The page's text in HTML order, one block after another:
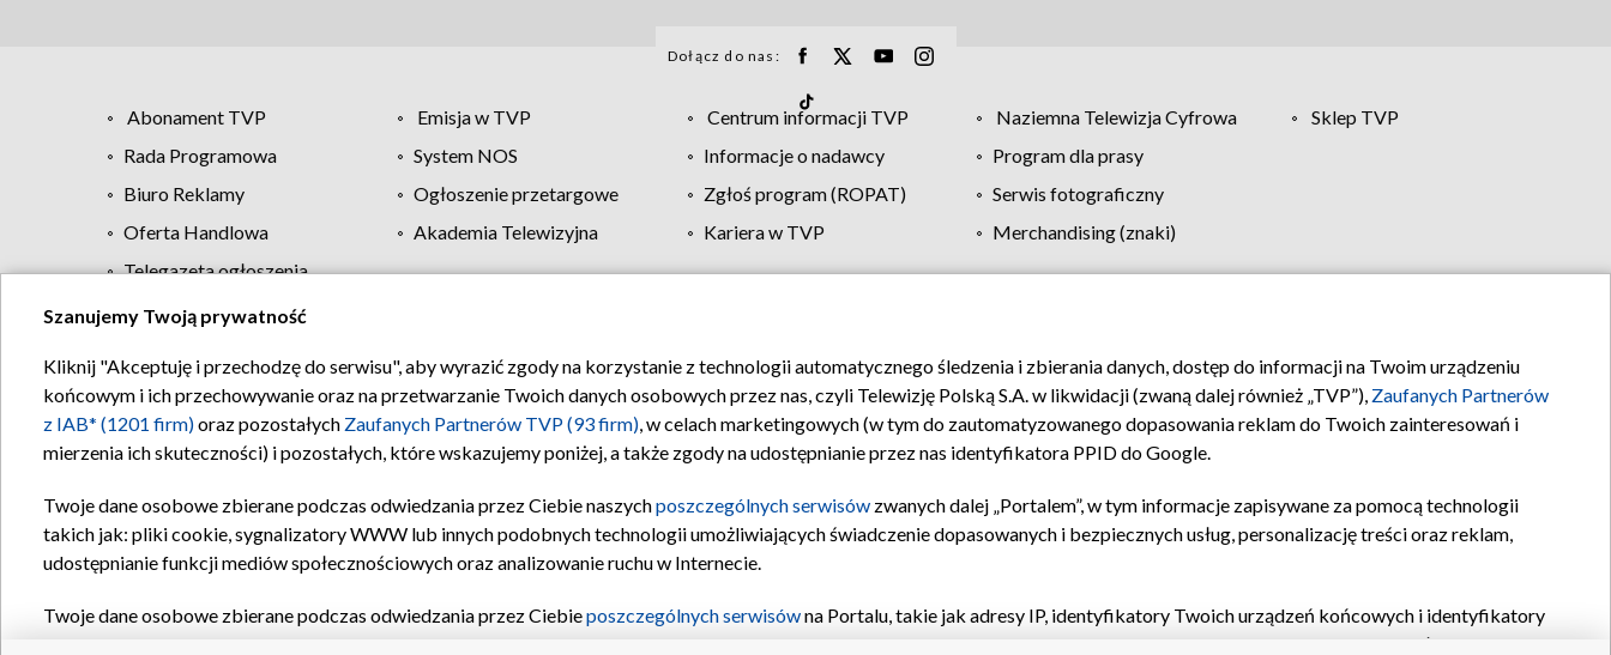
Dołącz do nas:
Abonament TVP Emisja w TVP Centrum informacji TVP Naziemna Telewizja Cyfrowa
Sklep TVP
Rada Programowa
System NOS Informacje o nadawcy
Program dla prasy
Biuro Reklamy
Ogłoszenie przetargowe Zgłoś program (ROPAT)
Serwis fotograficzny
Oferta Handlowa
Akademia Telewizyjna Kariera w TVP
Merchandising (znaki)
Telegazeta ogłoszenia
Regulamin TVP Polityka prywatności Moje zgody Pomoc Biuro reklamy Kontakt
Szanujemy Twoją prywatność
Kliknij "Akceptuję i przechodzę do serwisu", aby wyrazić zgody na korzystanie z technologii automatycznego śledzenia i zbierania danych, dostęp do informacji na Twoim urządzeniu
końcowym i ich przechowywanie oraz na przetwarzanie Twoich danych osobowych przez nas, czyli Telewizję Polską S.A. w likwidacji (zwaną dalej również „TVP”), Zaufanych Partnerów
z IAB* (1201 firm)oraz pozostałych Zaufanych Partnerów TVP (93 firm), w celach marketingowych (w tym do zautomatyzowanego dopasowania reklam do Twoich zainteresowań i
mierzenia ich skuteczności) i pozostałych, które wskazujemy poniżej, a także zgody na udostępnianie przez nas identyfikatora PPID do Google.
Twoje dane osobowe zbierane podczas odwiedzania przez Ciebie naszychposzczególnych serwisów zwanych dalej „Portalem”, w tym informacje zapisywane za pomocą technologii
takich jak: pliki cookie, sygnalizatory WWW lub innych podobnych technologii umożliwiających świadczenie dopasowanych i bezpiecznych usług, personalizację treści oraz reklam,
udostępnianie funkcji mediów społecznościowych oraz analizowanie ruchu w Internecie.
Twoje dane osobowe zbierane podczas odwiedzania przez Ciebieposzczególnych serwisówna Portalu, takie jak adresy IP, identyfikatory Twoich urządzeń końcowych i identyfikatory
oraz pozostałych